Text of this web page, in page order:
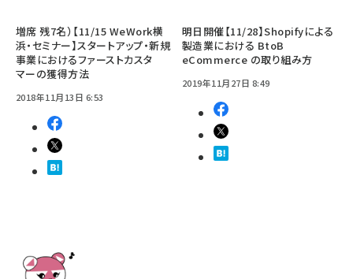
増席 残7名）【11/15 WeWork横
浜・セミナー】スタートアップ・新規
事業におけるファーストカスタ
マーの獲得方法
2018年11月13日 6:53
明日開催【11/28】Shopifyによる
製造業における BtoB
eCommerce の取り組み方
2019年11月27日 8:49